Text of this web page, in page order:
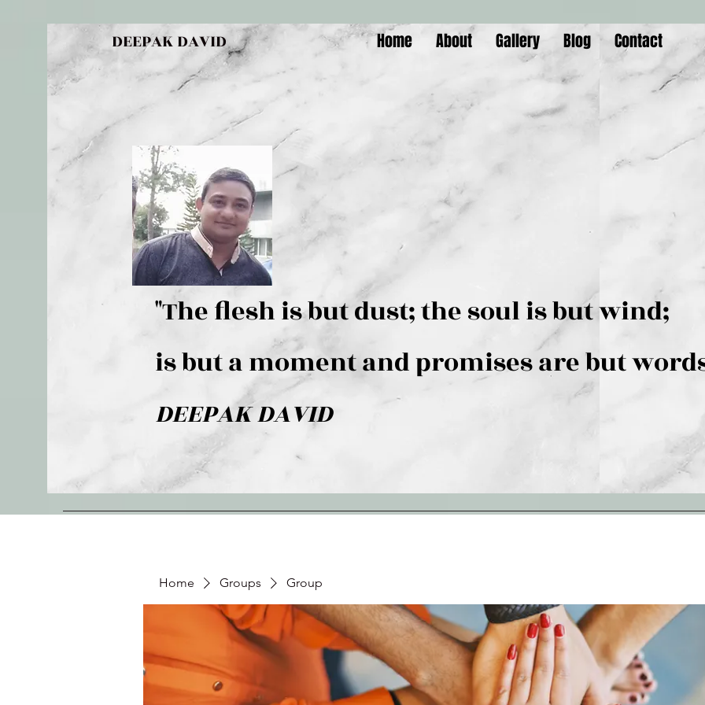
DEEPAK DAVID Home About Gallery Blog Contact
"The flesh is but dust; the
is but a moment and promises are but
DEEPAK DAVID
Home Groups Group